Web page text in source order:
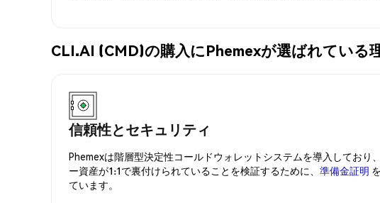
CLI.AI (CMD)の購入にPhemexが選ばれている
信頼性とセキュリティ
Phemexは階層型決定性コールドウォレットシステムを導入しており
ー資産が1:1で裏付けられていることを検証するために、 準備金証明
ています。